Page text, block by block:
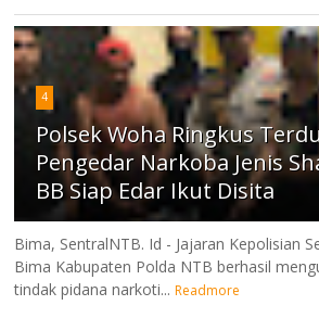
4
Polsek Woha Ringkus
Pengedar Narkoba Jenis
BB Siap Edar Ikut Disita
Bima, SentralNTB. Id - Jajaran Kepolisian
Bima Kabupaten Polda NTB berhasil
tindak pidana narkoti... Readmore